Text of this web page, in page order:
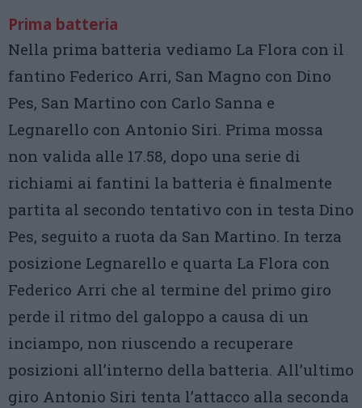
Prima batteria
Nella prima batteria vediamo La Flora con il
fantino Federico Arri, San Magno con Dino
Pes, San Martino con Carlo Sanna e
Legnarello con Antonio Siri. Prima mossa
non valida alle 17.58, dopo una serie di
richiami ai fantini la batteria è finalmente
partita al secondo tentativo con in testa Dino
Pes, seguito a ruota da San Martino. In terza
posizione Legnarello e quarta La Flora con
Federico Arri che al termine del primo giro
perde il ritmo del galoppo a causa di un
inciampo, non riuscendo a recuperare
posizioni all’interno della batteria. All’ultimo
giro Antonio Siri tenta l’attacco alla seconda